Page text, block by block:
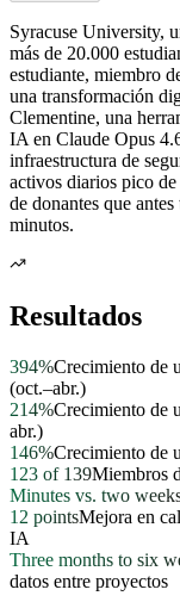
Syracuse University,
más de 20.000
estudiante, miembro
una transformación
Clementine, una
IA en Claude Opus
infraestructura de
activos diarios pico
de donantes que
minutos.
Resultados
394%Crecimiento de
(oct.–abr.)
214%Crecimiento de
abr.)
146%Crecimiento de
123 of 139Miembros
Minutes vs. two
12 pointsMejora en
IA
Three months to six
datos entre proyectos